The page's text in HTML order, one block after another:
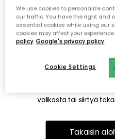
Emme
Tämä voi johtua siitä, että
on siirretty muualle.
valikosta tai siirtyä
Takaisin
We use cookies to personalize
our traffic. You have the right and
essential cookies while using our
cookies may affect your
policy Google's privacy policy
Cookie Settings